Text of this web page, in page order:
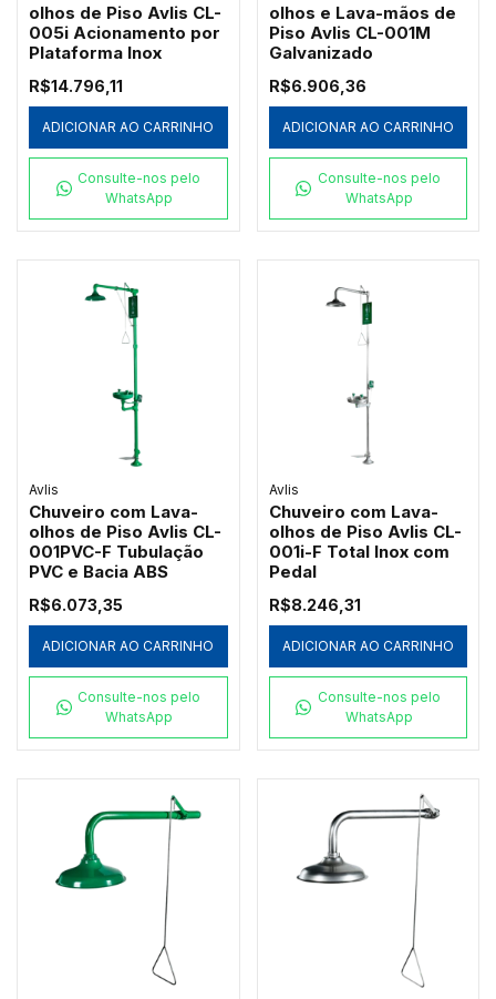
olhos de Piso Avlis CL-
005i Acionamento por
Plataforma Inox
R$14.796,11
ADICIONAR AO CARRINHO
Consulte-nos pelo
WhatsApp
olhos e Lava-mãos de
Piso Avlis CL-001M
Galvanizado
R$6.906,36
ADICIONAR AO CARRINHO
Consulte-nos pelo
WhatsApp
Avlis
Chuveiro com Lava-
olhos de Piso Avlis CL-
001PVC-F Tubulação
PVC e Bacia ABS
R$6.073,35
ADICIONAR AO CARRINHO
Consulte-nos pelo
WhatsApp
Avlis
Chuveiro com Lava-
olhos de Piso Avlis CL-
001i-F Total Inox com
Pedal
R$8.246,31
ADICIONAR AO CARRINHO
Consulte-nos pelo
WhatsApp